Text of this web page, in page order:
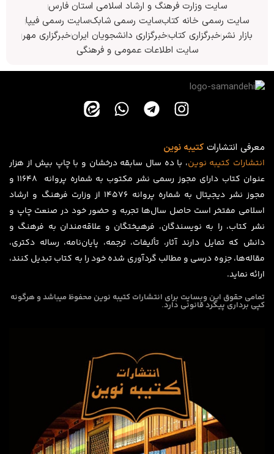
سایت وزارت فرهنگ و ارشاد اسلامی استان فارس
سایت رسمی خانه کتابسایت رسمی شابکسایت رسمی فیپا
بازار نشرخبرگزاری کتابخبرگزاری دانشجویان ایرانخبرگزاری مهر
سایت اطلاعات عمومی و فرهنگی
معرفی انتشاراتکتیبه نوین
انتشارات کتیبه نوین، با ده سال سابقه درخشان و با چاپ بیش از هزار
عنوان کتاب دارای مجوز رسمی نشر مکتوب به شماره پروانه ۱۱۶۴۸ و
مجوز نشر دیجیتال به شماره پروانه 14576 از وزارت فرهنگ و ارشاد
اسلامی مفتخر است حاصل سال‌ها تجربه و حضور خود در صنعت چاپ و
نشر کتاب، را به نویسندگان، فرهیختگان و علاقه‌مندان به فرهنگ و
دانش که تمایل دارند آثار، تألیفات، ترجمه، پایان‌نامه، رساله دکتری،
مقاله‌ها، جزوه درسی و مطالب گردآوری شده خود را به کتاب تبدیل کنند،
ارائه نماید.
تمامی حقوق این وبسایت برای انتشارات کتیبه نوین محفوظ میباشد و هرگونه
کپی برداری پیگرد قانونی دارد.